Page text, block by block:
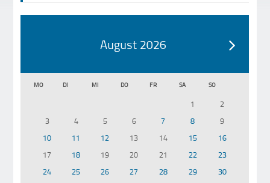
August 2026
MO DI MI DO FR SA SO
1
2
3
4 5 6 7 8
9
10
11 12 13 14 15
16
17
18 19 20 21 22
23
24
25 26 27 28 29 30